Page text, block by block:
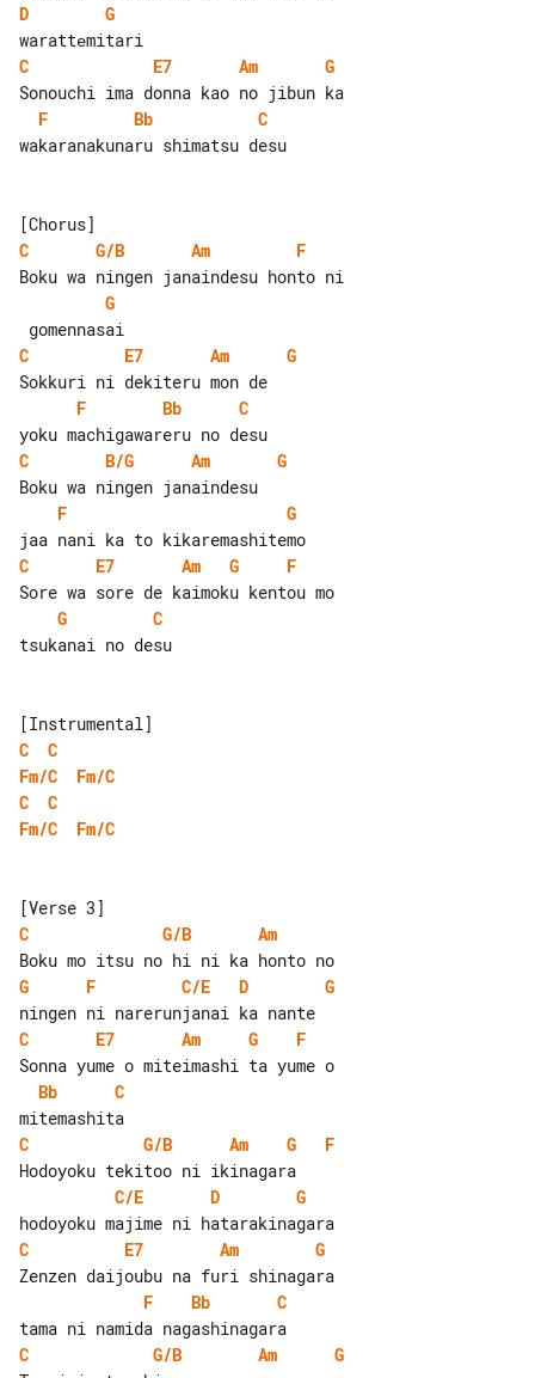
D
G
C
E7 Am
G
F
Bb
C
wakaranakunaru shimatsu desu
C
G/B Am
F
G
C
E7 Am
G
F
Bb
C
C
B/G Am
G
F
G
C
E7 Am G
F
G
C
tsukanai no desu
C
C
Fm/C
Fm/C
C
C
Fm/C
Fm/C
C
G/B
Am
G
F C/E D
G
C
E7 Am G
F
Bb
C
C
G/B Am G
F
C/E
D
G
C
E7 Am
G
F
Bb
C
C
G/B Am
G